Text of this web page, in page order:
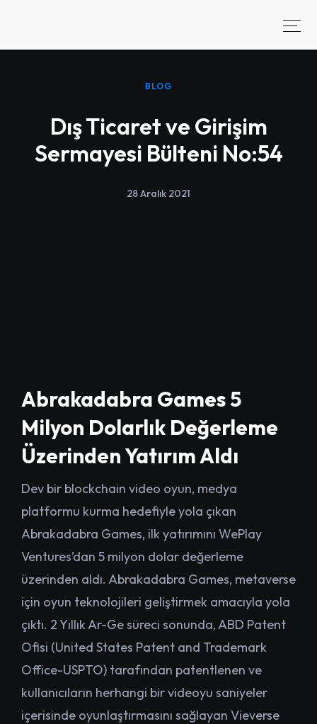
BLOG
Dış Ticaret ve Girişim
Sermayesi Bülteni No:54
28 Aralık 2021
Abrakadabra Games 5
Milyon Dolarlık Değerleme
Üzerinden Yatırım Aldı
Dev bir blockchain video oyun, medya
platformu kurma hedefiyle yola çıkan
Abrakadabra Games, ilk yatırımını WePlay
Ventures’dan 5 milyon dolar değerleme
üzerinden aldı. Abrakadabra Games, metaverse
için oyun teknolojileri geliştirmek amacıyla yola
çıktı. 2 Yıllık Ar-Ge süreci sonunda, ABD Patent
Ofisi (United States Patent and Trademark
Office-USPTO) tarafından patentlenen ve
kullanıcıların herhangi bir videoyu saniyeler
içerisinde oyunlaştırmasını sağlayan Vieverse